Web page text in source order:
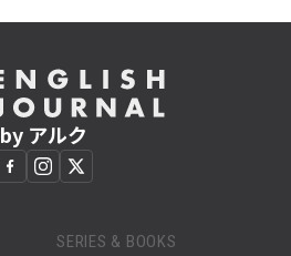
by アルク
SERIES & BOOKS